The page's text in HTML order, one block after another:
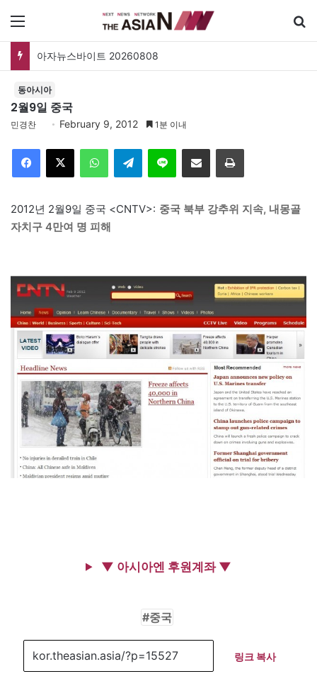
아자뉴스바이트 20260808
동아시아
2월9일 중국
민경찬 February 9, 2012 1분 이내
Telegram 이메일
2012년 2월9일 중국 <CNTV>: 중국 북부 강추위 지속, 내몽골
자치구 4만여 명 피해
▼ 아시아엔 후원계좌 ▼
중국
링크 복사